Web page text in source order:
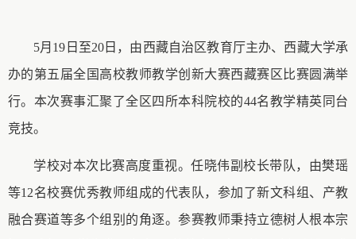
5月19日至20日，由西藏自治区教育厅主办、西藏大学承
办的第五届全国高校教师教学创新大赛西藏赛区比赛圆满举
行。本次赛事汇聚了全区四所本科院校的44名教学精英同台
竞技。
学校对本次比赛高度重视。任晓伟副校长带队，由樊瑶
等12名校赛优秀教师组成的代表队，参加了新文科组、产教
融合赛道等多个组别的角逐。参赛教师秉持立德树人根本宗